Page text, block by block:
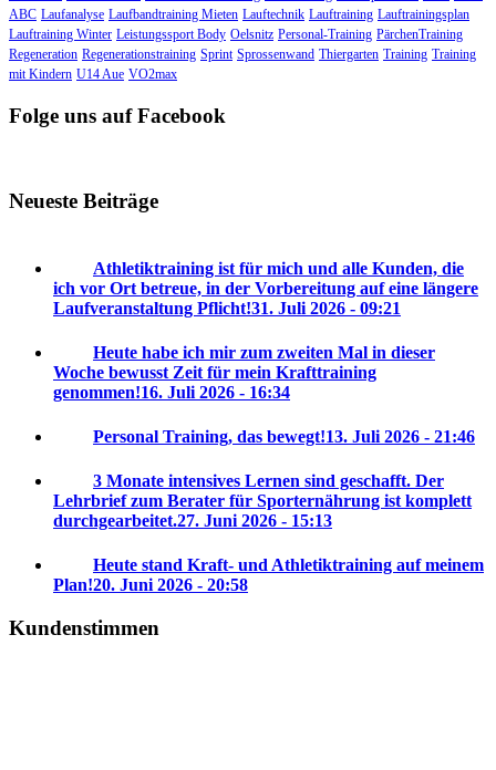
ABC Laufanalyse Laufbandtraining Mieten Lauftechnik Lauftraining Lauftrainingsplan
Lauftraining Winter Leistungssport Body Oelsnitz Personal-Training PärchenTraining
Regeneration Regenerationstraining Sprint Sprossenwand Thiergarten Training Training
mit Kindern U14 Aue VO2max
Folge uns auf Facebook
Neueste Beiträge
Athletiktraining ist für mich und alle Kunden, die
ich vor Ort betreue, in der Vorbereitung auf eine längere
Laufveranstaltung Pflicht!31. Juli 2026 - 09:21
Heute habe ich mir zum zweiten Mal in dieser
Woche bewusst Zeit für mein Krafttraining
genommen!16. Juli 2026 - 16:34
Personal Training, das bewegt!13. Juli 2026 - 21:46
3 Monate intensives Lernen sind geschafft. Der
Lehrbrief zum Berater für Sporternährung ist komplett
durchgearbeitet.27. Juni 2026 - 15:13
Heute stand Kraft- und Athletiktraining auf meinem
Plan!20. Juni 2026 - 20:58
Kundenstimmen